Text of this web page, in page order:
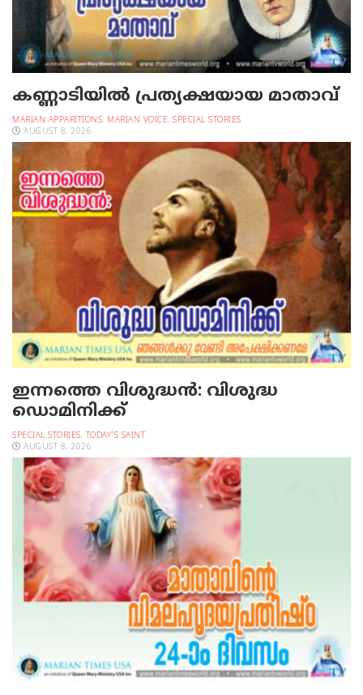
കണ്ണാടിയില്‍ പ്രത്യക്ഷയായ മാതാവ്
MARIAN APPARITIONS, MARIAN VOICE, SPECIAL STORIES
AUGUST 8, 2026
ഇന്നത്തെ വിശുദ്ധന്‍: വിശുദ്ധ
ഡൊമിനിക്ക്
SPECIAL STORIES, TODAY'S SAINT
AUGUST 8, 2026